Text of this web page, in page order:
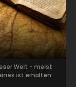
Welt - meist
ist erhalten